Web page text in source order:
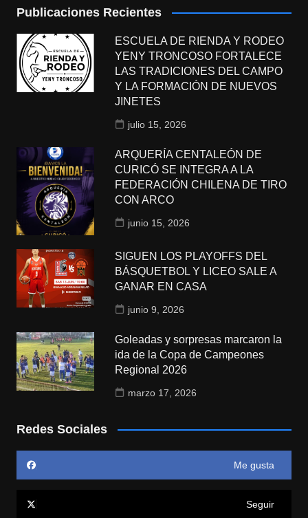
Publicaciones Recientes
ESCUELA DE RIENDA Y RODEO
YENY TRONCOSO FORTALECE
LAS TRADICIONES DEL CAMPO
Y LA FORMACIÓN DE NUEVOS
JINETES
julio 15, 2026
ARQUERÍA CENTALEÓN DE
CURICÓ SE INTEGRA A LA
FEDERACIÓN CHILENA DE TIRO
CON ARCO
junio 15, 2026
SIGUEN LOS PLAYOFFS DEL
BÁSQUETBOL Y LICEO SALE A
GANAR EN CASA
junio 9, 2026
Goleadas y sorpresas marcaron la
ida de la Copa de Campeones
Regional 2026
marzo 17, 2026
Redes Sociales
Me gusta
Seguir